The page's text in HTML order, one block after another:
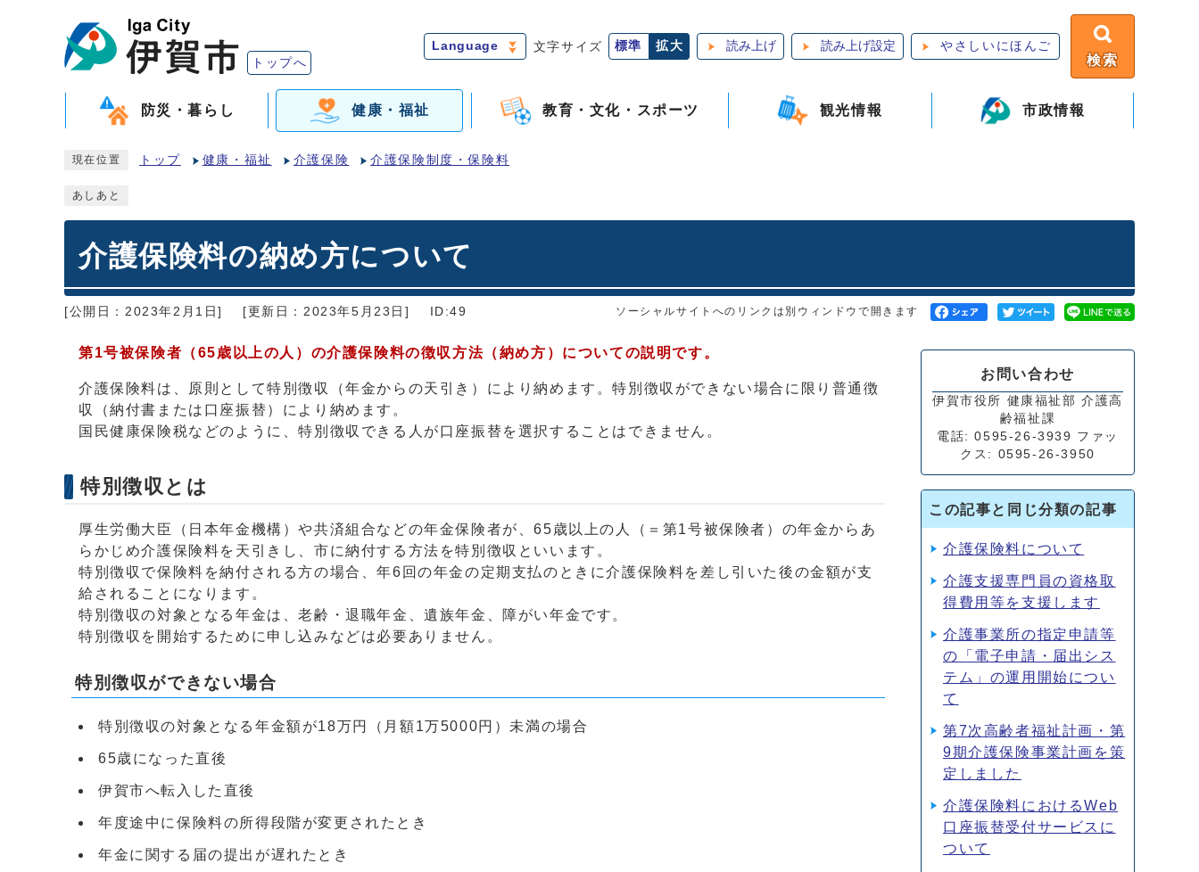
トップへ
Language 文字サイズ 標準 拡大 読み上げ 読み上げ設定 やさしいにほんご
検索
防災・暮らし 健康・福祉 教育・文化・スポーツ 観光情報 市政情報
現在位置 トップ 健康・福祉 介護保険 介護保険制度・保険料
あしあと
介護保険料の納め方について
[公開日：2023年2月1日] [更新日：2023年5月23日] ID:49 ソーシャルサイトへのリンクは別ウィンドウで開きます
第1号被保険者（65歳以上の人）の介護保険料の徴収方法（納め方）についての説明です。
介護保険料は、原則として特別徴収（年金からの天引き）により納めます。特別徴収ができない場合に限り普通徴
収（納付書または口座振替）により納めます。
国民健康保険税などのように、特別徴収できる人が口座振替を選択することはできません。
特別徴収とは
厚生労働大臣（日本年金機構）や共済組合などの年金保険者が、65歳以上の人（＝第1号被保険者）の年金からあ
らかじめ介護保険料を天引きし、市に納付する方法を特別徴収といいます。
特別徴収で保険料を納付される方の場合、年6回の年金の定期支払のときに介護保険料を差し引いた後の金額が支
給されることになります。
特別徴収の対象となる年金は、老齢・退職年金、遺族年金、障がい年金です。
特別徴収を開始するために申し込みなどは必要ありません。
特別徴収ができない場合
特別徴収の対象となる年金額が18万円（月額1万5000円）未満の場合
65歳になった直後
伊賀市へ転入した直後
年度途中に保険料の所得段階が変更されたとき
年金に関する届の提出が遅れたとき
お問い合わせ
伊賀市役所 健康福祉部 介護高
齢福祉課
電話: 0595-26-3939 ファッ
クス: 0595-26-3950
この記事と同じ分類の記事
介護保険料について
介護支援専門員の資格取
得費用等を支援します
介護事業所の指定申請等
の「電子申請・届出シス
テム」の運用開始につい
て
第7次高齢者福祉計画・第
9期介護保険事業計画を策
定しました
介護保険料におけるWeb
口座振替受付サービスに
ついて